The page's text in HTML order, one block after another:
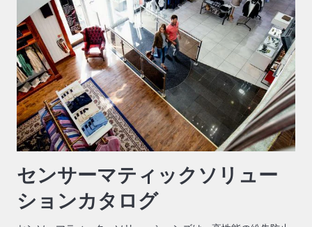
センサーマティックソリュー
ションカタログ